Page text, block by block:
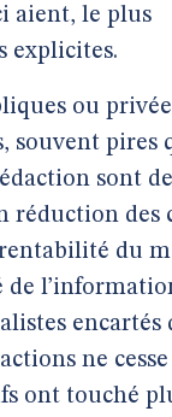
aient, le plus
explicites.
ou
souvent pires
sont
réduction des
du
encartés
ne cesse
ont touché